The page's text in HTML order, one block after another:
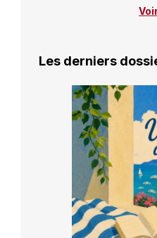
Les derniers